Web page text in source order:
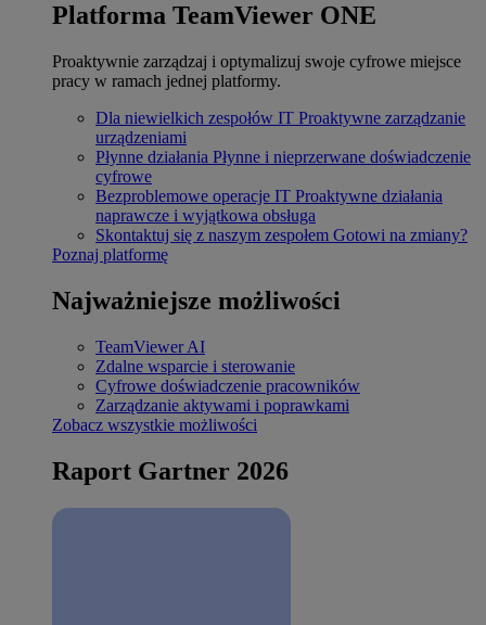
Platforma TeamViewer ONE
Proaktywnie zarządzaj i optymalizuj swoje cyfrowe miejsce
pracy w ramach jednej platformy.
Dla niewielkich zespołów IT Proaktywne zarządzanie
urządzeniami
Płynne działania Płynne i nieprzerwane doświadczenie
cyfrowe
Bezproblemowe operacje IT Proaktywne działania
naprawcze i wyjątkowa obsługa
Skontaktuj się z naszym zespołem Gotowi na zmiany?
Poznaj platformę
Najważniejsze możliwości
TeamViewer AI
Zdalne wsparcie i sterowanie
Cyfrowe doświadczenie pracowników
Zarządzanie aktywami i poprawkami
Zobacz wszystkie możliwości
Raport Gartner 2026